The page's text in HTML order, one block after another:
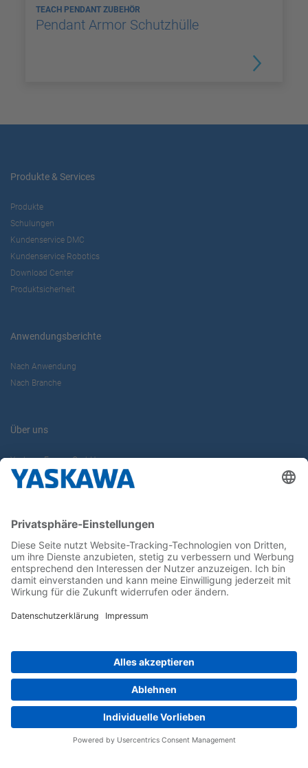
TEACH PENDANT ZUBEHÖR
Pendant Armor Schutzhülle
Produkte & Services
Produkte
Schulungen
Kundenservice DMC
Kundenservice Robotics
Download Center
Produktsicherheit
Anwendungsberichte
Nach Anwendung
Nach Branche
Über uns
Yaskawa Europe GmbH
Karriere
Newsletter
Follow us on...
Home Impressum Privacy
Cookie Choices
Whistleblowing
Yaskawa Europe GmbH